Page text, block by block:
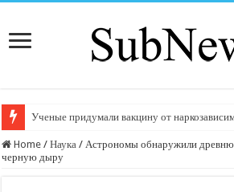
Ученые придумали вакцину от
Home / Наука / Астрономы обнаружили
черную дыру